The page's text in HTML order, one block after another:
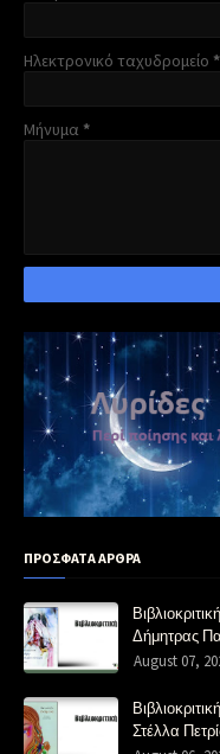
Ηλεκτρονικό ταχυδρομείο *
Μήνυμα *
ΠΡΟΣΦΑΤΑ ΑΡΘΡΑ
Δήμητρας
August 07,
Στέλλα